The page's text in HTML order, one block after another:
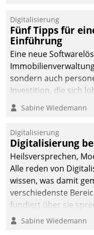
Digitalisierung
Fünf Tipps für
Einführung
Eine neue
sondern auch
Investition, die sich
nachhaltige
dieses Ziel erreicht
Sabine Wiedemann
Digitalisierung
Digitalisierung
Heilsversprechen,
Alle reden von
wissen, was damit
verschiedenste
fundiert über sie
klären. Ein Aspekt ist
Sabine Wiedemann